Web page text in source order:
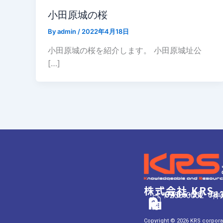
小田原城の桜
Byadmin / 2022年4月18日
小田原城の桜を紹介します。 小田原城址公
[…]
株式会社 KRS
〒250-0002 神
0465-34-
0465-32-
Copyright © 2026 KRS